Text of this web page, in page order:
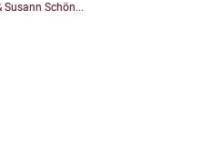
Susann Schön...